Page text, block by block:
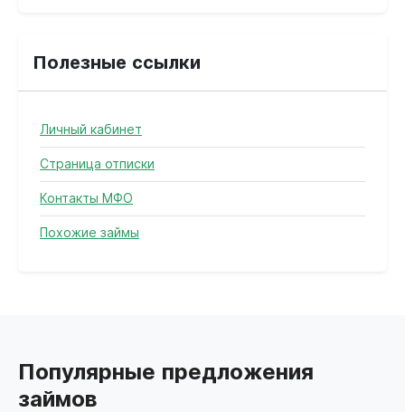
Полезные ссылки
Личный кабинет
Страница отписки
Контакты МФО
Похожие займы
Популярные предложения
займов